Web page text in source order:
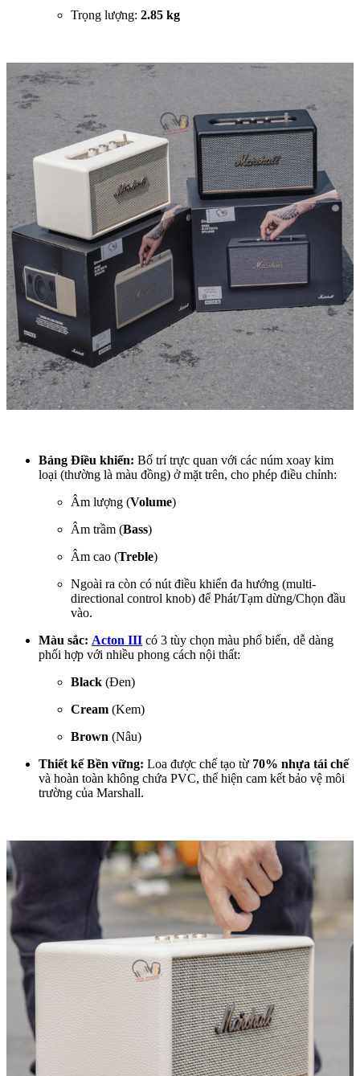
Trọng lượng: 2.85 kg
Bảng Điều khiển: Bố trí trực quan với các núm xoay kim
loại (thường là màu đồng) ở mặt trên, cho phép điều chỉnh:
Âm lượng (Volume)
Âm trầm (Bass)
Âm cao (Treble)
Ngoài ra còn có nút điều khiển đa hướng (multi-
directional control knob) để Phát/Tạm dừng/Chọn đầu
vào.
Màu sắc: Acton III có 3 tùy chọn màu phổ biến, dễ dàng
phối hợp với nhiều phong cách nội thất:
Black (Đen)
Cream (Kem)
Brown (Nâu)
Thiết kế Bền vững: Loa được chế tạo từ 70% nhựa tái chế
và hoàn toàn không chứa PVC, thể hiện cam kết bảo vệ môi
trường của Marshall.